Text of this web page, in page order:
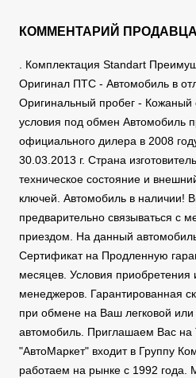
КОММЕНТАРИЙ ПРОДАВЦА
. Комплектация Standart
Оригинал ПТС - Автомобиль в
Оригинальный пробег -
условия под обмен Автомобиль
официального дилера в 2008
30.03.2013 г. Страна
техническое состояние и
ключей. Автомобиль в наличии!
предварительно связываться с
приездом. На данный
Сертификат на Продленную
месяцев. Условия приобретения
менеджеров. Гарантированная
при обмене на Ваш легковой или
автомобиль. Приглашаем Вас
"АвтоМаркет" входит в Группу
работаем на рынке с 1992 года.